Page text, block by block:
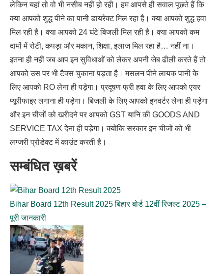
लेकिन यहां तो वो भी नसीब नहीं हो रही। हम आपसे ही सवाल पूछते हैं कि
क्या आपको शुद्ध पीने का पानी डायरेक्ट मिल रहा है। क्या आपको शुद्ध हवा
मिल रही है। क्या आपको 24 घंटे बिजली मिल रही है। क्या आपको कम
दामों में रोटी, कपड़ा और मकान, शिक्षा, इलाज मिल रहा है… नहीं ना।
इतना ही नहीं जब आप इन सुविधाओं को लेकर अपनी जेब ढीली करते हैं तो
आपको उस पर भी टैक्स चुकाना पड़ता है। मसलन पीने लायक पानी के
लिए आपको RO लेना ही पड़ेगा। प्रदूषण फ्री हवा के लिए आपको एयर
प्यूरीफाइर लगाना ही पड़ेगा। बिजली के लिए आपको इनवर्टर लेना ही पड़ेगा
और इन चीजों को खरीदने पर आपको GST यानि की GOODS AND
SERVICE TAX देना ही पड़ेगा। क्योंकि सरकार इन चीजों को भी
लग्जरी प्रोडेक्ट में काउंट करती है।
सम्बंधित ख़बरें
Bihar Board 12th Result 2025 बिहार बोर्ड 12वीं रिजल्ट 2025 –
पूरी जानकारी